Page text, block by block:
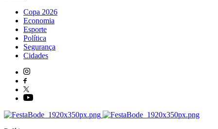
Copa 2026
Economia
Esporte
Política
Segurança
Cidades